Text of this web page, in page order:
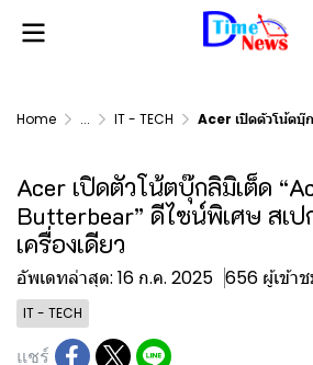
Home ... IT - TECH Acer เปิดตัวโน้ตบุ๊กลิมิเต็ด “Acer x
Acer เปิดตัวโน้ตบุ๊กลิมิเต็ด
Butterbear” ดีไซน์พิเศษ สเ
เครื่องเดียว
อัพเดทล่าสุด: 16 ก.ค. 2025 656 ผู้เข้า
IT - TECH
แชร์